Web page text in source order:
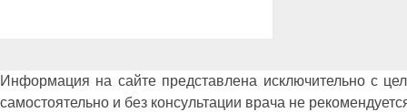
Информация на сайте представлена исключительно с
самостоятельно и без консультации врача не